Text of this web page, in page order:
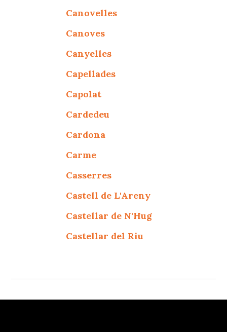
Canovelles
Canoves
Canyelles
Capellades
Capolat
Cardedeu
Cardona
Carme
Casserres
Castell de L'Areny
Castellar de N'Hug
Castellar del Riu